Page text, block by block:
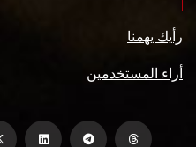
رأيك يهمنا
أراء المستخدمين